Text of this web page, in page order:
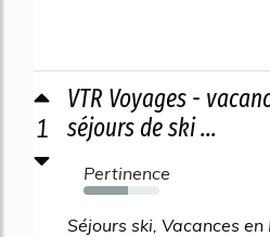
1
VTR Voyages -
séjours de ski ...
Pertinence
58%
Séjours ski, Vacances